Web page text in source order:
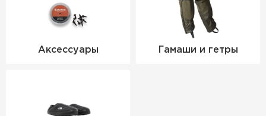
Аксессуары Гамаши и гетры